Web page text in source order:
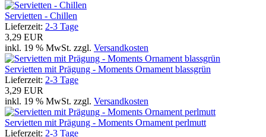
Servietten - Chillen
Lieferzeit: 2-3 Tage
3,29 EUR
inkl. 19 % MwSt. zzgl. Versandkosten
Servietten mit Prägung - Moments Ornament blassgrün
Lieferzeit: 2-3 Tage
3,29 EUR
inkl. 19 % MwSt. zzgl. Versandkosten
Servietten mit Prägung - Moments Ornament perlmutt
Lieferzeit: 2-3 Tage